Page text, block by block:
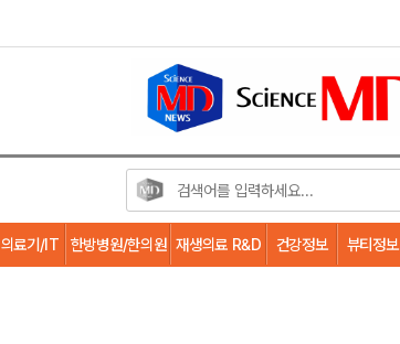
의료기/IT 한방병원/한의원 재생의료 R&D 건강정보 뷰티정보